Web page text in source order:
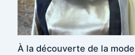
À la découverte de la mode